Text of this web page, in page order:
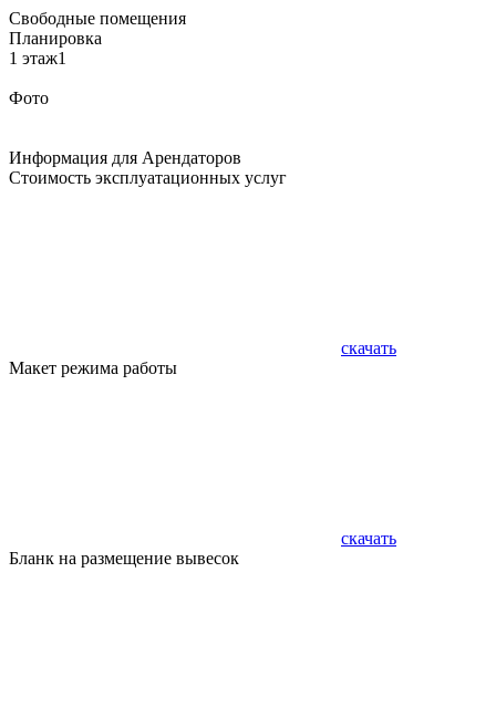
Свободные помещения
Планировка
1 этаж1
Фото
Информация для Арендаторов
Стоимость эксплуатационных услуг
скачать
Макет режима работы
скачать
Бланк на размещение вывесок